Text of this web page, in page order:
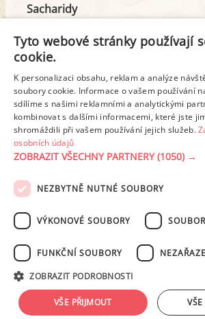
Sacharidy
Tuk
z toho nas. mastné kyseliny
Detailní rozpis
PODMÍNKY UŽITÍ ZÁSADY OCHRANY
NASTAVENÍ COOKIES
tohoto serveru je bez písemného souhlasu
Design: Eva Roverová
Tyto webové stránky používají
cookie.
K personalizaci obsahu, reklam a analýze
soubory cookie. Informace o vašem používání
sdílíme s našimi reklamními a analytickými
kombinovat s dalšími informacemi, které jste
shromáždili při vašem používání jejich služeb.
osobních údajů
ZOBRAZIT VŠECHNY PARTNERY(1050) →
NEZBYTNĚ NUTNÉ SOUBORY
VÝKONOVÉ SOUBORY
FUNKČNÍ SOUBORY
ZOBRAZIT PODROBNOSTI
VŠE PŘIJMOUT